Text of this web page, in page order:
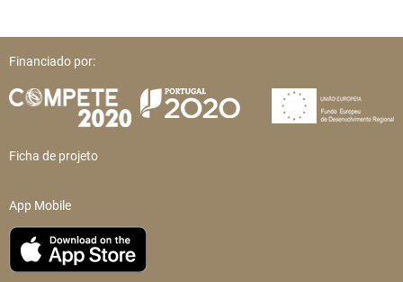
Financiado por:
Ficha de projeto
App Mobile